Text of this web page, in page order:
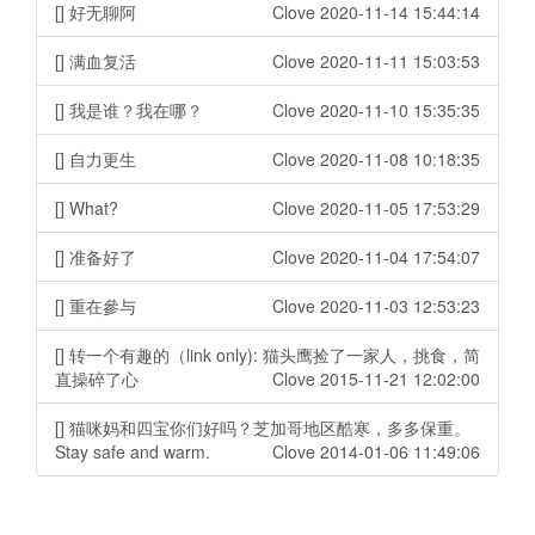
[] 好无聊阿 Clove 2020-11-14 15:44:14
[] 满血复活 Clove 2020-11-11 15:03:53
[] 我是谁？我在哪？ Clove 2020-11-10 15:35:35
[] 自力更生 Clove 2020-11-08 10:18:35
[] What? Clove 2020-11-05 17:53:29
[] 准备好了 Clove 2020-11-04 17:54:07
[] 重在參与 Clove 2020-11-03 12:53:23
[] 转一个有趣的（link only): 猫头鹰捡了一家人，挑食，简
直操碎了心
Clove 2015-11-21 12:02:00
[] 猫咪妈和四宝你们好吗？芝加哥地区酷寒，多多保重。
Stay safe and warm.
Clove 2014-01-06 11:49:06